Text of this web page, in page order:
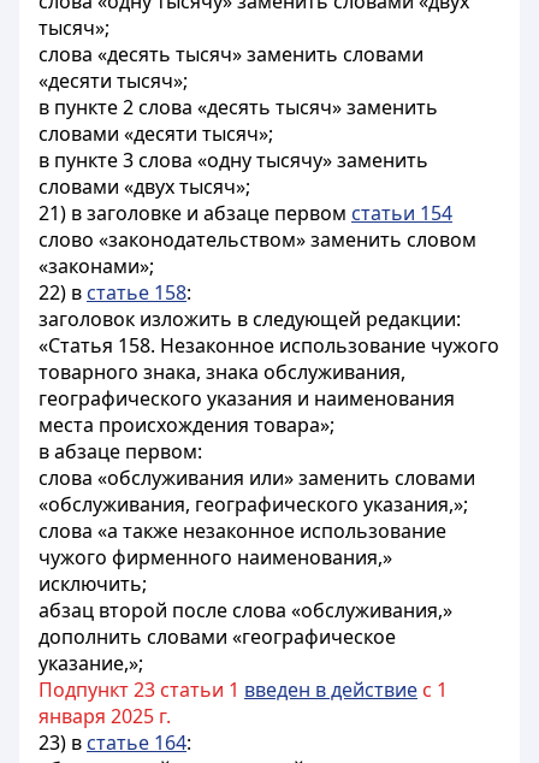
тысяч»;
слова «десять тысяч» заменить словами
«десяти тысяч»;
в пункте 2 слова «десять тысяч» заменить
словами «десяти тысяч»;
в пункте 3 слова «одну тысячу» заменить
словами «двух тысяч»;
21) в заголовке и абзаце первом статьи 154
слово «законодательством» заменить словом
«законами»;
22) в статье 158:
заголовок изложить в следующей редакции:
«Статья 158. Незаконное использование чужого
товарного знака, знака обслуживания,
географического указания и наименования
места происхождения товара»;
в абзаце первом:
слова «обслуживания или» заменить словами
«обслуживания, географического указания,»;
слова «а также незаконное использование
чужого фирменного наименования,»
исключить;
абзац второй после слова «обслуживания,»
дополнить словами «географическое
указание,»;
Подпункт 23 статьи 1 введен в действие с 1
января 2025 г.
23) в статье 164: